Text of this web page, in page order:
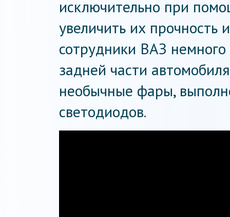
исключительно при
увеличить их прочность
сотрудники ВАЗ
задней части
необычные фары,
светодиодов.